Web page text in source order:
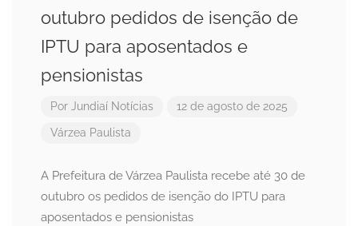
outubro pedidos de isenção de
IPTU para aposentados e
pensionistas
Por Jundiaí Notícias 12 de agosto de 2025
Várzea Paulista
A Prefeitura de Várzea Paulista recebe até 30 de
outubro os pedidos de isenção do IPTU para
aposentados e pensionistas